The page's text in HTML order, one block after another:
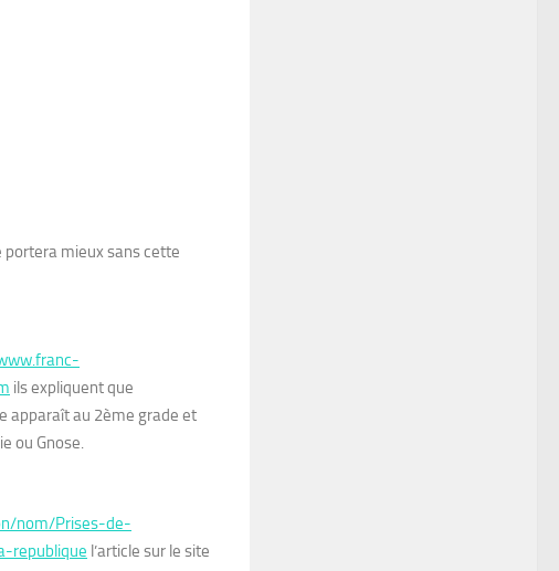
portera mieux sans cette
ils expliquent que
apparaît au 2ème grade et
ou Gnose.
nom/Prises-de-
republique l’article sur le site